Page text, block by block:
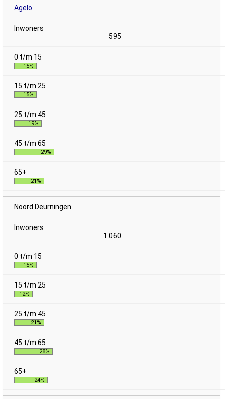
Agelo
595
15%
15%
19%
29%
21%
Noord Deurningen
1.060
15%
12%
21%
28%
24%